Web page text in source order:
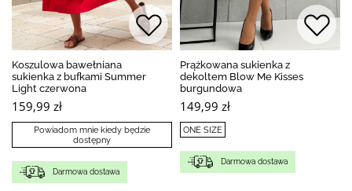
Koszulowa bawełniana
sukienka z bufkami Summer
Light czerwona
159,99 zł
Powiadom mnie kiedy będzie
dostępny
Darmowa dostawa
Prążkowana sukienka z
dekoltem Blow Me Kisses
burgundowa
149,99 zł
ONE SIZE
Darmowa dostawa